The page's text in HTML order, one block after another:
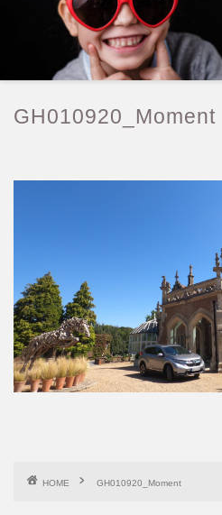
GH010920_Moment
HOME GH010920_Moment